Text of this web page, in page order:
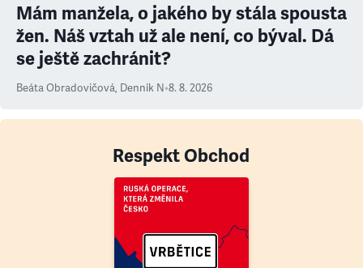
Mám manžela, o jakého by stála spousta
žen. Náš vztah už ale není, co býval. Dá
se ještě zachránit?
Beáta Obradovičová, Denník N•8. 8. 2026
Respekt Obchod